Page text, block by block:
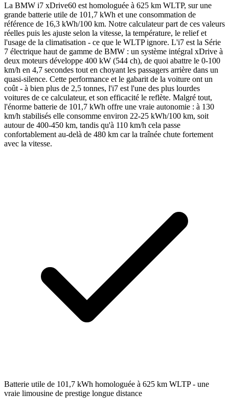
La BMW i7 xDrive60 est homologuée à 625 km WLTP, sur une
grande batterie utile de 101,7 kWh et une consommation de
référence de 16,3 kWh/100 km. Notre calculateur part de ces valeurs
réelles puis les ajuste selon la vitesse, la température, le relief et
l'usage de la climatisation - ce que le WLTP ignore. L'i7 est la Série
7 électrique haut de gamme de BMW : un système intégral xDrive à
deux moteurs développe 400 kW (544 ch), de quoi abattre le 0-100
km/h en 4,7 secondes tout en choyant les passagers arrière dans un
quasi-silence. Cette performance et le gabarit de la voiture ont un
coût - à bien plus de 2,5 tonnes, l'i7 est l'une des plus lourdes
voitures de ce calculateur, et son efficacité le reflète. Malgré tout,
l'énorme batterie de 101,7 kWh offre une vraie autonomie : à 130
km/h stabilisés elle consomme environ 22-25 kWh/100 km, soit
autour de 400-450 km, tandis qu'à 110 km/h cela passe
confortablement au-delà de 480 km car la traînée chute fortement
avec la vitesse.
Batterie utile de 101,7 kWh homologuée à 625 km WLTP - une
vraie limousine de prestige longue distance